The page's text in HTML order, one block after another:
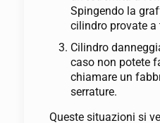
Spingendo la
cilindro provate
Cilindro
caso non potete
chiamare un
serrature.
Queste situazioni si